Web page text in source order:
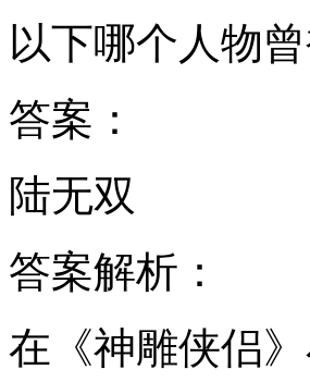
以下哪个人物
答案：
陆无双
答案解析：
在《神雕侠侣